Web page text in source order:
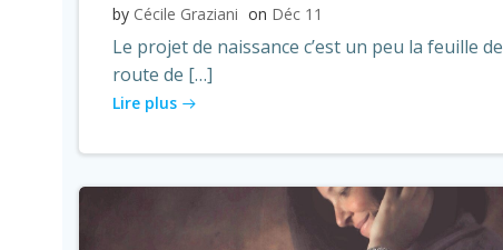
by Cécile Graziani on Déc 11
Le projet de naissance c’est un peu la feuille de
route de […]
Lire plus